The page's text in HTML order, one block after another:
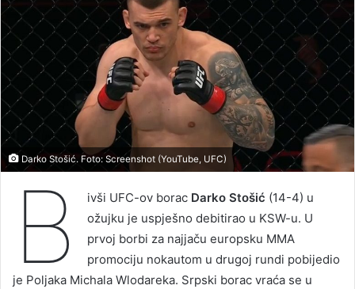
Darko Stošić. Foto: Screenshot (YouTube, UFC)
B ivši UFC-ov borac Darko Stošić (14-4) u
ožujku je uspješno debitirao u KSW-u. U
prvoj borbi za najjaču europsku MMA
promociju nokautom u drugoj rundi pobijedio
je Poljaka Michala Wlodareka. Srpski borac vraća se u